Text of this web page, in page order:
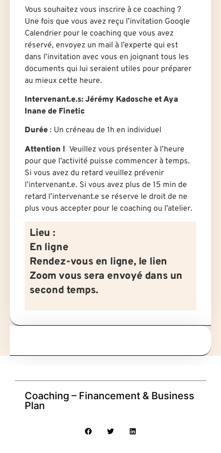
Vous souhaitez vous inscrire à ce coaching ?
Une fois que vous avez reçu l’invitation Google
Calendrier pour le coaching que vous avez
réservé, envoyez un mail à l’experte qui est
dans l’invitation avec vous en joignant tous les
documents qui lui seraient utiles pour préparer
au mieux cette heure.
Intervenant.e.s: Jérémy Kadosche et Aya
Inane de Finetic
Durée : Un créneau de 1h en individuel
Attention ! Veuillez vous présenter à l’heure
pour que l’activité puisse commencer à temps.
Si vous avez du retard veuillez prévenir
l’intervenant.e. Si vous avez plus de 15 min de
retard l’intervenant.e se réserve le droit de ne
plus vous accepter pour le coaching ou l’atelier.
Lieu :
En ligne
Rendez-vous en ligne, le lien
Zoom vous sera envoyé dans un
second temps.
Coaching – Financement & Business
Plan